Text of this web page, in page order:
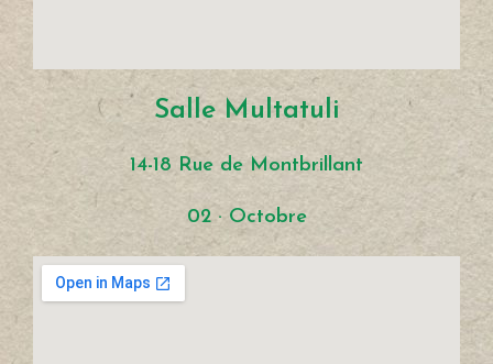
Salle Multatuli
14-18 Rue de Montbrillant
02 · Octobre